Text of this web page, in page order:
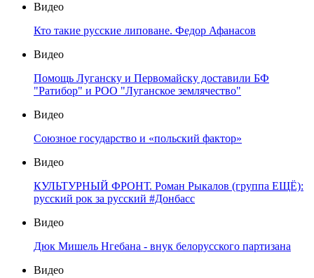
Видео
Кто такие русские липоване. Федор Афанасов
Видео
Помощь Луганску и Первомайску доставили БФ
"Ратибор" и РОО "Луганское землячество"
Видео
Союзное государство и «польский фактор»
Видео
КУЛЬТУРНЫЙ ФРОНТ. Роман Рыкалов (группа ЕЩЁ):
русский рок за русский #Донбасс
Видео
Дюк Мишель Нгебана - внук белорусского партизана
Видео